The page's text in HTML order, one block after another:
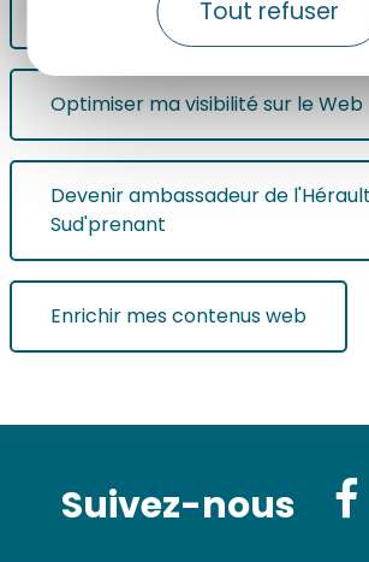
Tout refuser
Participer au plan d'actions
Optimiser ma visibilité sur le Web
Devenir ambassadeur de l'Hérault
Sud'prenant
Enrichir mes contenus web
Suivez-nous